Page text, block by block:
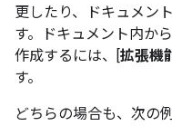
更したり、ドキュメン
す。ドキュメント内か
作成するには、[拡張機
す。
どちらの場合も、次の